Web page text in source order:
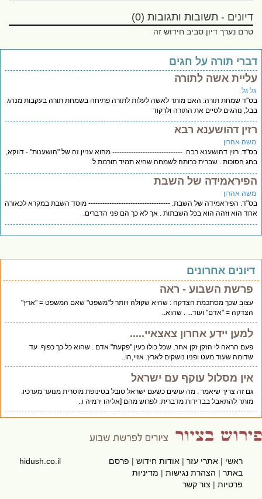
דיונים - תשובות ותגובות (0)
טרם נערך דיון סביב חידוש זה
תורה על חגים
אשה לתורה
גל
שמחת תורה: האם מותר לאשה לעלות לתורה פתיחה בשמחת תורה בעקבות מנהג
נוהגים לסיים את התורה ולרקוד
דהושענא רבא
אהרון
רזין דהושענא רבה. ------------------------------ מהוא עניין זה של "הושענות" - דווקא,
הסוכות . שברית כרותה לשמחה שהיא תמיד תורמת ל
של השבת
אהרון
הפיראמידה של השבת. ----------------------------------- מוסד השבת במקרא לכאורה
הוא וזהה הוא בכל השבתות . אך לא כך הם פני הדברים.
אחרונים
פרשת השבוע - ראה
עצוב שכך מסתכמת הצדקה : שהיא שקולה ויותר ל"משפט" שאם המשפט = "ארץ"
הצדקה = "אדם" ועוד... . שהוא..
למען יידע אחרון צאצאיי.....
פעם הראה לי הזקן זקן אחר, שכל כולו כעין "פקעת" אדם . שהוא כל כך כפוף. עד
שדומה שעוד מעט ופניו נושקים לארץ. אזיי,הו..
אין מסלול עוקף עם ישראל
גם זה צריך שיאמר : מה עושים כשעם ישראל טובל בטינופת מוסרית מנוער מערכיו.
מותר להתאבל בבדידות מדברית. לפרוש מהם [אליהו ירמיה ו..
ראשי|אתרי עזר|אודות חידוש|פרסם
באתר|הצהרת נגישות|מדיניות
פרטיות|צור קשר
hidush.co.il